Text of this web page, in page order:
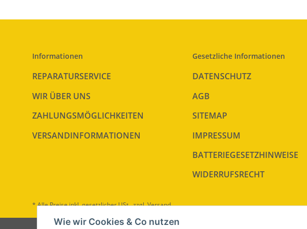
Informationen
REPARATURSERVICE
WIR ÜBER UNS
ZAHLUNGSMÖGLICHKEITEN
VERSANDINFORMATIONEN
Gesetzliche Informationen
DATENSCHUTZ
AGB
SITEMAP
IMPRESSUM
BATTERIEGESETZHINWEISE
WIDERRUFSRECHT
* Alle Preise inkl. gesetzlicher USt., zzgl.Versand
Wie wir Cookies & Co nutzen